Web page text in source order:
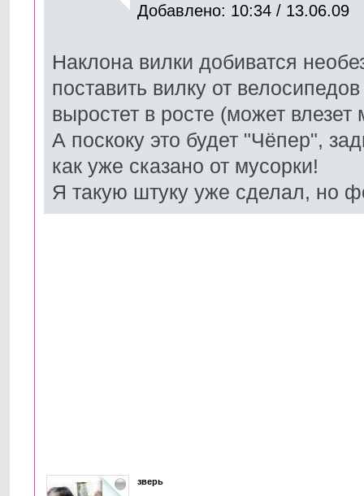
Добавлено: 10:34 / 13.06.09
Наклона вилки добиватся
поставить вилку от
выростет в росте (может
А поскоку это будет "Чёпер",
как уже сказано от мусорки!
Я такую штуку уже сделал, но
зверь